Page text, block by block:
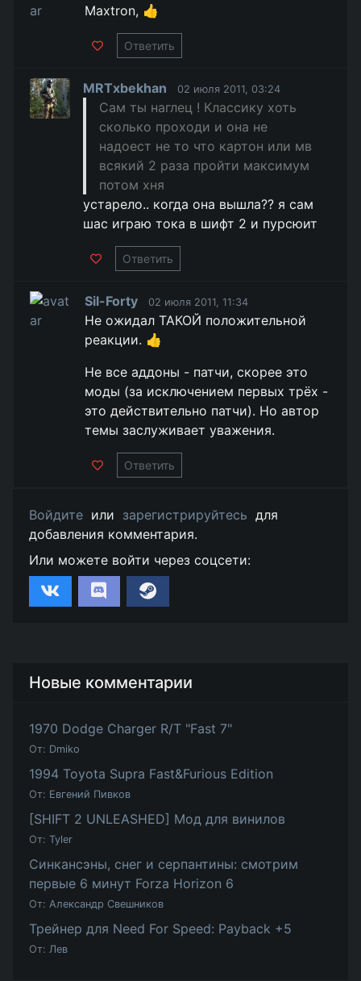
Maxtron, 👍
Ответить
MRTxbekhan 02 июля 2011, 03:24
Сам ты наглец ! Классику хоть
сколько проходи и она не
надоест не то что картон или мв
всякий 2 раза пройти максимум
потом хня
устарело.. когда она вышла?? я сам
шас играю тока в шифт 2 и пурсюит
Ответить
Sil-Forty 02 июля 2011, 11:34
Не ожидал ТАКОЙ положительной
реакции. 👍
Не все аддоны - патчи, скорее это
моды (за исключением первых трёх -
это действительно патчи). Но автор
темы заслуживает уважения.
Ответить
Войдите или зарегистрируйтесь для
добавления комментария.
Или можете войти через соцсети:
Новые комментарии
1970 Dodge Charger R/T "Fast 7"
От: Dmiko
1994 Toyota Supra Fast&Furious Edition
От: Евгений Пивков
[SHIFT 2 UNLEASHED] Мод для винилов
От: Tyler
Синкансэны, снег и серпантины: смотрим
первые 6 минут Forza Horizon 6
От: Александр Свешников
Трейнер для Need For Speed: Payback +5
От: Лев